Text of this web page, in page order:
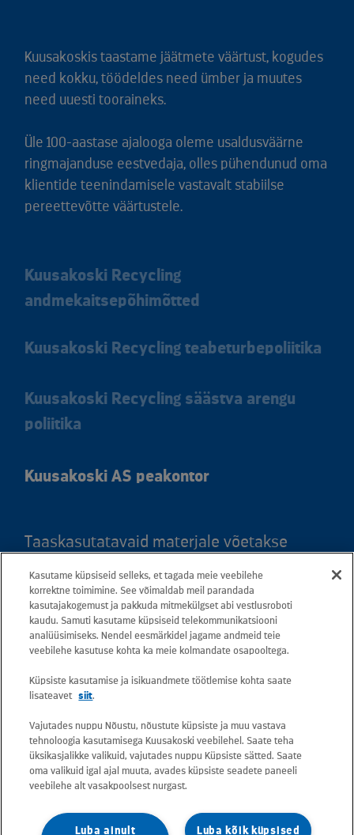
Kuusakoskis taastame jäätmete väärtust, kogudes
need kokku, töödeldes need ümber ja muutes
need uuesti tooraineks.
Üle 100-aastase ajalooga oleme usaldusväärne
ringmajanduse eestvedaja, olles pühendunud oma
klientide teenindamisele vastavalt stabiilse
pereettevõtte väärtustele.
Kuusakoski Recycling
andmekaitsepõhimõtted
Kuusakoski Recycling teabeturbepoliitika
Kuusakoski Recycling säästva arengu
poliitika
Kuusakoski AS peakontor
Taaskasutatavaid materjale võetakse
Kaardil klõpsates leiate kõigi maakondade
teeninduspunktid ja teejuhised.
Postiaadress: Betooni 12, 13816 Tallinn
(Eesti)
Kõik e-posti aadressid on kujul
eesnimi.perekonnanimi@kuusakoski.com
Kasutame küpsiseid selleks, et tagada meie veebilehe
korrektne toimimine. See võimaldab meil parandada
kasutajakogemust ja pakkuda mitmekülgset abi vestlusroboti
kaudu. Samuti kasutame küpsiseid telekommunikatsiooni
analüüsimiseks. Nendel eesmärkidel jagame andmeid teie
veebilehe kasutuse kohta ka meie kolmandate osapooltega.
Küpsiste kasutamise ja isikuandmete töötlemise kohta saate
lisateavet
siit.
Vajutades nuppu Nõustu, nõustute küpsiste ja muu vastava
tehnoloogia kasutamisega Kuusakoski veebilehel. Saate teha
üksikasjalikke valikuid, vajutades nuppu Küpsiste sätted. Saate
oma valikuid igal ajal muuta, avades küpsiste seadete paneeli
veebilehe alt vasakpoolsest nurgast.
Luba kõik küpsised
Luba ainult